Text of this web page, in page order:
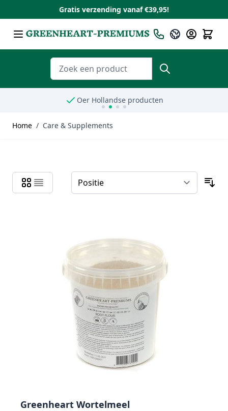
Gratis verzending vanaf €39,95!
Taal
Nederlands
Zoeken
Oer Hollandse producten
Home / Care & Supplements
Greenheart Wortelmeel